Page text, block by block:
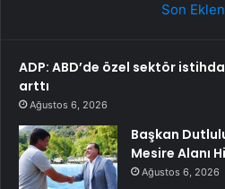
Son
ADP: ABD’de özel sektör
arttı
Ağustos 6, 2026
Başkan
Mesire Alanı
Ağustos 6, 2026